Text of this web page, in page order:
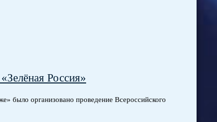
Россия»
было организовано проведение Всероссийского